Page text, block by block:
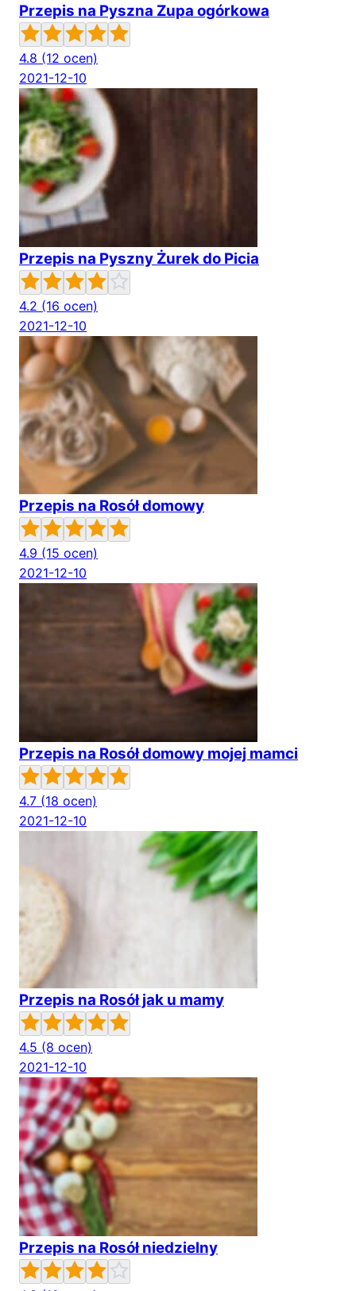
Przepis na Pyszna Zupa ogórkowa
4.8 (12 ocen)
2021-12-10
Przepis na Pyszny Żurek do Picia
4.2 (16 ocen)
2021-12-10
Przepis na Rosół domowy
4.9 (15 ocen)
2021-12-10
Przepis na Rosół domowy mojej mamci
4.7 (18 ocen)
2021-12-10
Przepis na Rosół jak u mamy
4.5 (8 ocen)
2021-12-10
Przepis na Rosół niedzielny